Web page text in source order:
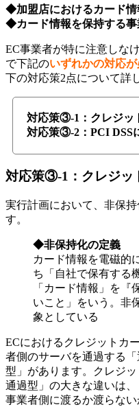
◆加盟店におけるカード情
◆カード情報を保持する事
EC事業者が特に注意しな
で下記のいずれかの対応
下の対応策2点について詳
対応策③-1：クレジッ
対応策③-2：PCI DSS
対応策③-1：クレジッ
実行計画において、非保
す。
◆非保持化の定義
カード情報を電磁的
ち「自社で保有する
「カード情報」を『
いこと」をいう。非
象としている
ECにおけるクレジットカ
者側のサーバを通過する
型」があります。クレジ
通過型」の大きな違いは
事業者側に渡るか渡らない